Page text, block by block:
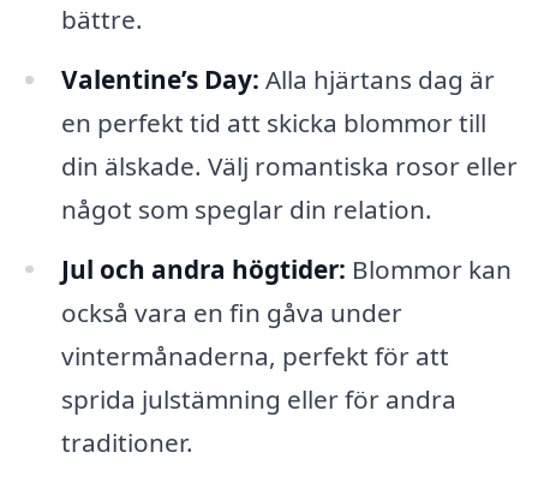
bättre.
Valentine’s Day: Alla hjärtans dag är
en perfekt tid att skicka blommor till
din älskade. Välj romantiska rosor eller
något som speglar din relation.
Jul och andra högtider: Blommor kan
också vara en fin gåva under
vintermånaderna, perfekt för att
sprida julstämning eller för andra
traditioner.